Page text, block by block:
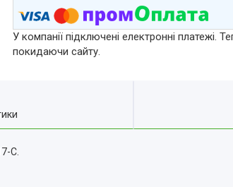
У компанії підключені електронні платежі.
покидаючи сайту.
C.